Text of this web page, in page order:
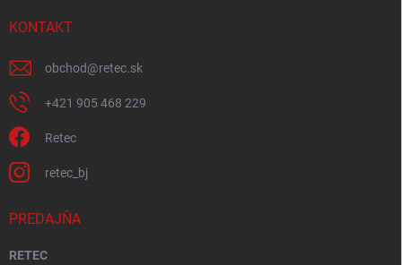
KONTAKT
obchod@retec.sk
+421 905 468 229
Retec
retec_bj
PREDAJŇA
RETEC